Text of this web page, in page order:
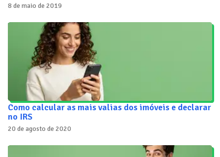
8 de maio de 2019
Como calcular as mais valias dos imóveis e declarar
no IRS
20 de agosto de 2020